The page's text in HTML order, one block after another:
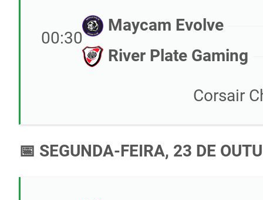
00:30
Maycam Evolve
River Plate Gaming
Corsair
📅 SEGUNDA-FEIRA, 23 DE